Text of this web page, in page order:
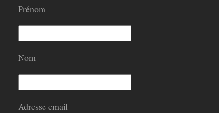
Prénom
Nom
Adresse email